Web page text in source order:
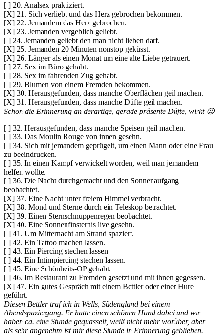
[ ] 20. Analsex praktiziert.
[X] 21. Sich verliebt und das Herz gebrochen bekommen.
[X] 22. Jemandem das Herz gebrochen.
[X] 23. Jemanden vergeblich geliebt.
[ ] 24. Jemanden geliebt den man nicht lieben darf.
[X] 25. Jemanden 20 Minuten nonstop geküsst.
[X] 26. Länger als einen Monat um eine alte Liebe getrauert.
[ ] 27. Sex im Büro gehabt.
[ ] 28. Sex im fahrenden Zug gehabt.
[ ] 29. Blumen von einem Fremden bekommen.
[X] 30. Herausgefunden, dass manche Oberflächen geil machen.
[X] 31. Herausgefunden, dass manche Düfte geil machen.
Schon die Erinnerung an derartige, gerade präsente Düfte, wirkt 😉
[ ] 32. Herausgefunden, dass manche Speisen geil machen.
[ ] 33. Das Moulin Rouge von innen gesehn.
[ ] 34. Sich mit jemandem geprügelt, um einen Mann oder eine Frau
zu beeindrucken.
[ ] 35. In einen Kampf verwickelt worden, weil man jemandem
helfen wollte.
[ ] 36. Die Nacht durchgemacht und den Sonnenaufgang
beobachtet.
[X] 37. Eine Nacht unter freiem Himmel verbracht.
[X] 38. Mond und Sterne durch ein Teleskop betrachtet.
[X] 39. Einen Sternschnuppenregen beobachtet.
[X] 40. Eine Sonnenfinsternis live gesehn.
[ ] 41. Um Mitternacht am Strand spaziert.
[ ] 42. Ein Tattoo machen lassen.
[ ] 43. Ein Piercing stechen lassen.
[ ] 44. Ein Intimpiercing stechen lassen.
[ ] 45. Eine Schönheits-OP gehabt.
[ ] 46. Im Restaurant zu Fremden gesetzt und mit ihnen gegessen.
[X] 47. Ein gutes Gespräch mit einem Bettler oder einer Hure
geführt.
Diesen Bettler traf ich in Wells, Südengland bei einem
Abendspaziergang. Er hatte einen schönen Hund dabei und wir
haben ca. eine Stunde gequasselt, weiß nicht mehr worüber, aber
als sehr angenehm ist mir diese Stunde in Erinnerung geblieben.